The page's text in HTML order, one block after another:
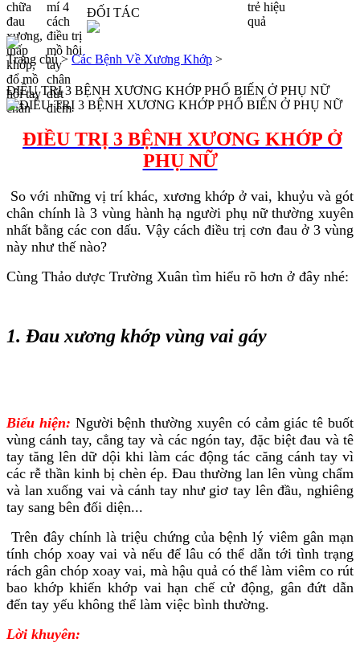
ĐỐI TÁC
Trang chủ >Các Bệnh Về Xương Khớp >
ĐIỀU TRỊ 3 BỆNH XƯƠNG KHỚP PHỔ BIẾN Ở PHỤ NỮ
ĐIỀU TRỊ 3 BỆNH XƯƠNG KHỚP Ở
PHỤ NỮ
So với những vị trí khác, xương khớp ở vai, khuỷu và gót
chân chính là 3 vùng hành hạ người phụ nữ thường xuyên
nhất bằng các con dấu. Vậy cách điều trị cơn đau ở 3 vùng
này như thế nào?
Cùng Thảo dược Trường Xuân tìm hiểu rõ hơn ở đây nhé:
1. Đau xương khớp vùng vai gáy
Biểu hiện: Người bệnh thường xuyên có cảm giác tê buốt
vùng cánh tay, cẳng tay và các ngón tay, đặc biệt đau và tê
tay tăng lên dữ dội khi làm các động tác căng cánh tay vì
các rễ thần kinh bị chèn ép. Đau thường lan lên vùng chẩm
và lan xuống vai và cánh tay như giơ tay lên đầu, nghiêng
tay sang bên đối diện...
Trên đây chính là triệu chứng của bệnh lý viêm gân mạn
tính chóp xoay vai và nếu để lâu có thể dẫn tới tình trạng
rách gân chóp xoay vai, mà hậu quả có thể làm viêm co rút
bao khớp khiến khớp vai hạn chế cử động, gân đứt dẫn
đến tay yếu không thể làm việc bình thường.
Lời khuyên: